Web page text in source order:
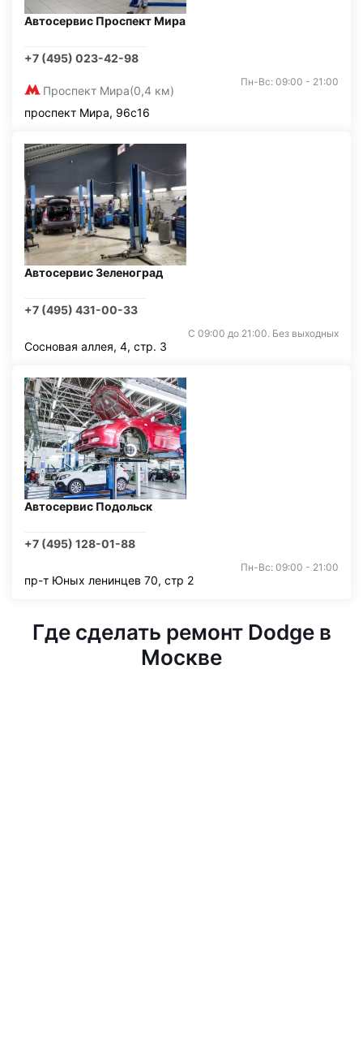
Автосервис Проспект Мира
+7 (495) 023-42-98
Проспект Мира(0,4 км)
Пн-Вс: 09:00 - 21:00
проспект Мира, 96с16
Автосервис Зеленоград
+7 (495) 431-00-33
С 09:00 до 21:00. Без выходных
Сосновая аллея, 4, стр. 3
Автосервис Подольск
+7 (495) 128-01-88
Пн-Вс: 09:00 - 21:00
пр-т Юных ленинцев 70, стр 2
Где сделать ремонт Dodge в
Москве